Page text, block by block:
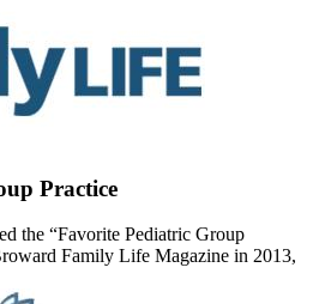
Practice
the “Favorite Pediatric Group
Family Life Magazine in 2013,